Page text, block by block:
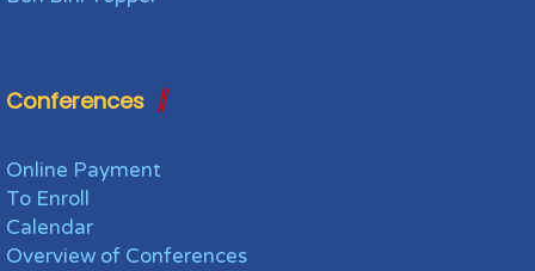
Conferences
Online Payment
To Enroll
Calendar
Overview of Conferences